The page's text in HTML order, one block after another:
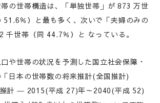
の世帯構造は、「単独世帯」が 873 万世
51.6％）と最も多く、次いで「夫婦のみの
千世帯（同 44.7％）と なっている。
や世帯の状況を予測した国立社会保障・
日本の世帯数の将来推計(全国推計)
計 ― 2015(平成 27)年～2040(平成 52)